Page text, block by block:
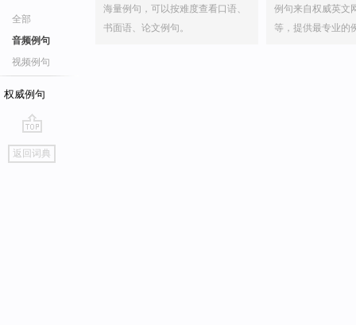
全部
音频例句
视频例句
权威例句
go
top
返回词典
海量例句，可以按难度查看口语、
书面语、论文例句。
例句来自权威英文
等，提供最专业的